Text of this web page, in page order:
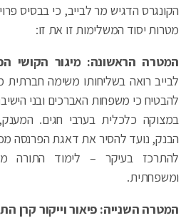
הקונגרס הדגיש מר לבייב, כי בבסיס
מטרות יסוד המשלימות זו את זו:
המטרה הראשונה: מיגור הקושי
לבייב רואה בשליחותו משימה
להבטיח כי משפחות האברכים ובני
במצוקה כלכלית בערבי חגים.
הבנק, נועד להסיר את דאגת הפרנסה
להתרכז בעיקר – לימוד התורה
ומשפחתית.
המטרה השנייה: פיאור וייקור קרן